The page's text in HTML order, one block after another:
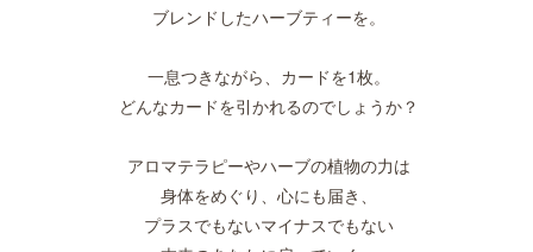
ブレンドしたハーブティーを。
一息つきながら、カードを1枚。
どんなカードを引かれるのでしょうか？
アロマテラピーやハーブの植物の力は
身体をめぐり、心にも届き、
プラスでもないマイナスでもない